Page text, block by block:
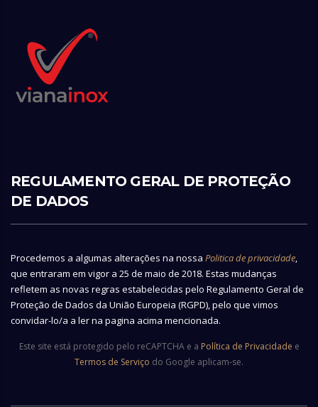
REGULAMENTO GERAL DE PROTEÇÃO
DE DADOS
Procedemos a algumas alterações na nossa Politica de privacidade,
que entraram em vigor a 25 de maio de 2018. Estas mudanças
refletem as novas regras estabelecidas pelo Regulamento Geral de
Proteção de Dados da União Europeia (RGPD), pelo que vimos
convidar-lo/a a ler na pagina acima mencionada.
Este site está protegido pelo reCAPTCHA e a Política de Privacidade e
Termos de Serviço do Google aplicam-se.